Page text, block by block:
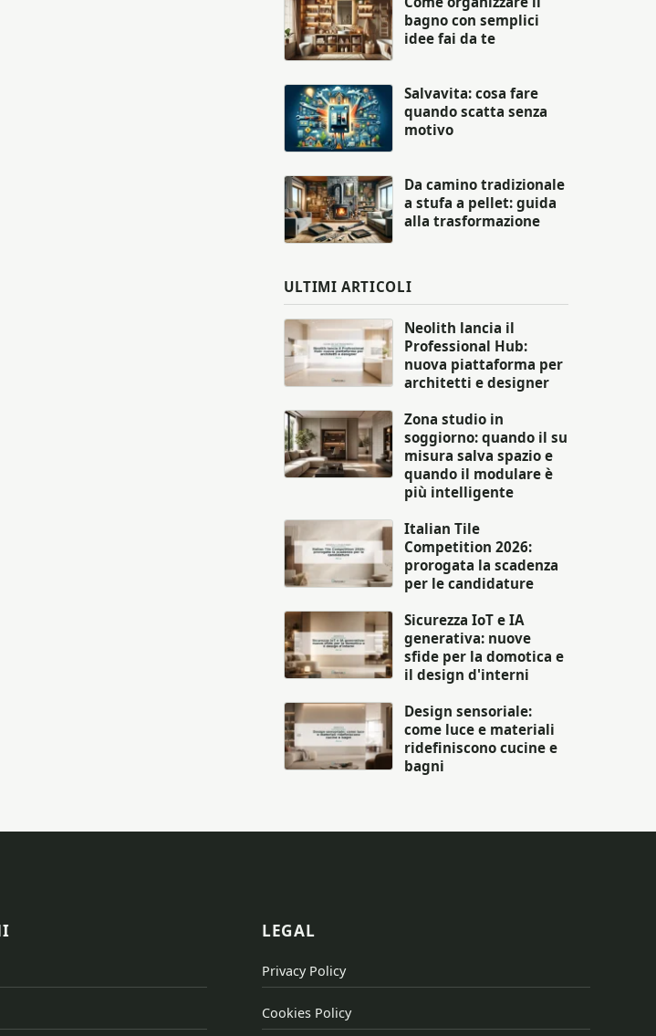
bagno con semplici
idee fai da te
Salvavita: cosa fare
quando scatta senza
motivo
Da camino tradizionale
a stufa a pellet: guida
alla trasformazione
ULTIMI ARTICOLI
Neolith lancia il
Professional Hub:
nuova piattaforma per
architetti e designer
Zona studio in
soggiorno: quando il su
misura salva spazio e
quando il modulare è
più intelligente
Italian Tile
Competition 2026:
prorogata la scadenza
per le candidature
Sicurezza IoT e IA
generativa: nuove
sfide per la domotica e
il design d'interni
Design sensoriale:
come luce e materiali
ridefiniscono cucine e
bagni
LEGAL
Privacy Policy
Cookies Policy